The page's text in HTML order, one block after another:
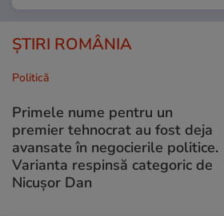
ȘTIRI ROMÂNIA
Politică
Primele nume pentru un
premier tehnocrat au fost deja
avansate în negocierile politice.
Varianta respinsă categoric de
Nicușor Dan